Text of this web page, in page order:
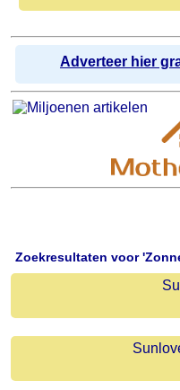
Adverteer hier
Zoekresultaten voor